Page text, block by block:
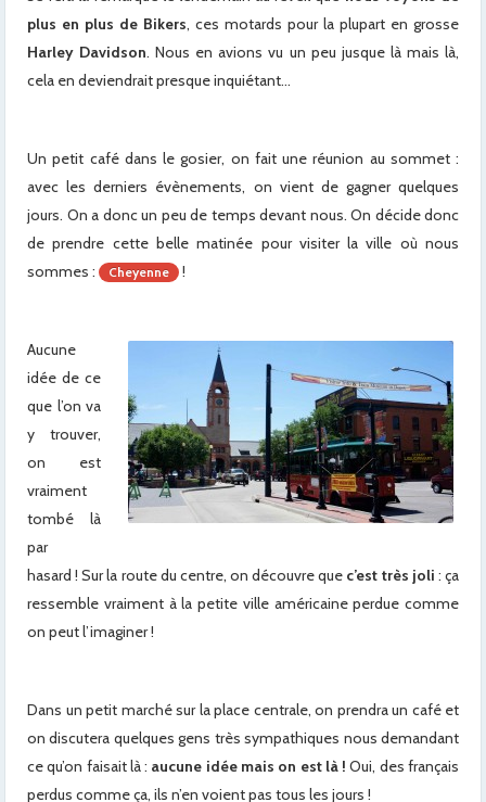
plus en plus de Bikers, ces motards pour la plupart en grosse
Harley Davidson. Nous en avions vu un peu jusque là mais là,
cela en deviendrait presque inquiétant…
Un petit café dans le gosier, on fait une réunion au sommet :
avec les derniers évènements, on vient de gagner quelques
jours. On a donc un peu de temps devant nous. On décide donc
de prendre cette belle matinée pour visiter la ville où nous
sommes :
Cheyenne !
Aucune
idée de ce
que l’on va
y trouver,
on est
vraiment
tombé là
par
hasard ! Sur la route du centre, on découvre que c’est très joli : ça
ressemble vraiment à la petite ville américaine perdue comme
on peut l’imaginer !
Dans un petit marché sur la place centrale, on prendra un café et
on discutera quelques gens très sympathiques nous demandant
ce qu’on faisait là : aucune idée mais on est là ! Oui, des français
perdus comme ça, ils n’en voient pas tous les jours !